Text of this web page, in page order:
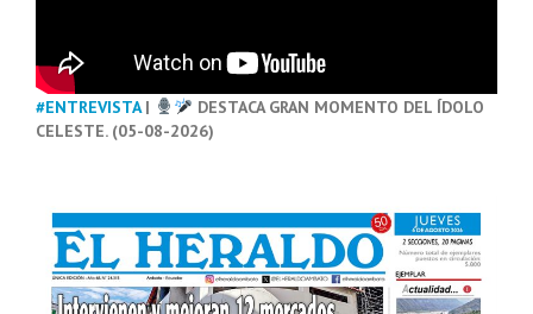
#ENTREVISTA|
DESTACA GRAN MOMENTO DEL ÍDOLO
CELESTE. (05-08-2026)